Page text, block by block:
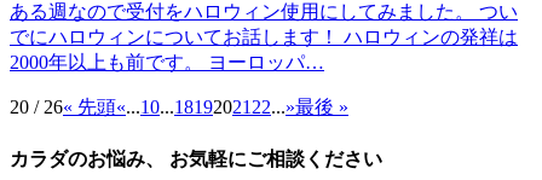
ある週なので受付をハロウィン使用にしてみました。 つい
でにハロウィンについてお話します！ ハロウィンの発祥は
2000年以上も前です。 ヨーロッパ…
20 / 26« 先頭«...10...18192021 22...»最後 »
カラダのお悩み、 お気軽にご相談ください